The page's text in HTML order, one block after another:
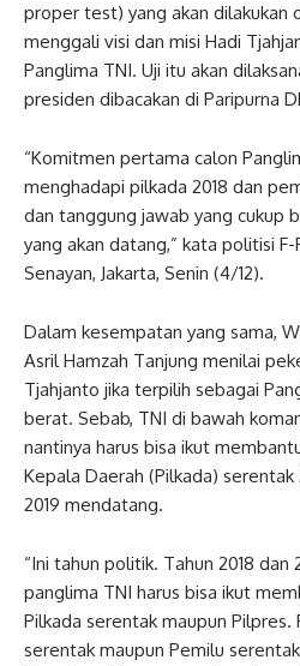
proper test) yang akan dilakukan
menggali visi dan misi Hadi
Panglima TNI. Uji itu akan
presiden dibacakan di Paripurna
“Komitmen pertama calon
menghadapi pilkada 2018 dan
dan tanggung jawab yang cukup
yang akan datang,” kata politisi
Senayan, Jakarta, Senin (4/12).
Dalam kesempatan yang sama,
Asril Hamzah Tanjung menilai
Tjahjanto jika terpilih sebagai
berat. Sebab, TNI di bawah
nantinya harus bisa ikut
Kepala Daerah (Pilkada)
2019 mendatang.
“Ini tahun politik. Tahun 2018 dan
panglima TNI harus bisa ikut
Pilkada serentak maupun Pilpres.
serentak maupun Pemilu